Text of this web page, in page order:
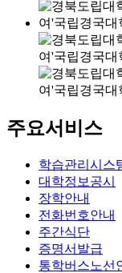
주요서비스
학습관리시스
대학정보공시
장학안내
전화번호안내
주간식단
증명서발급
통학버스노선